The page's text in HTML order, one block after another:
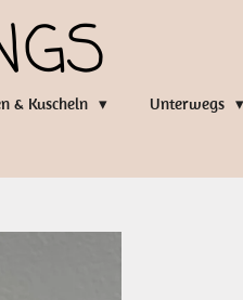
& Kuscheln Unterwegs